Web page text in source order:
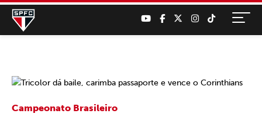
Campeonato Brasileiro